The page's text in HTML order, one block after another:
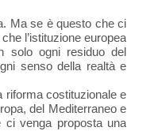
Ma se è questo che ci
l’istituzione europea
solo ogni residuo del
senso della realtà e
riforma costituzionale e
del Mediterraneo e
ci venga proposta una